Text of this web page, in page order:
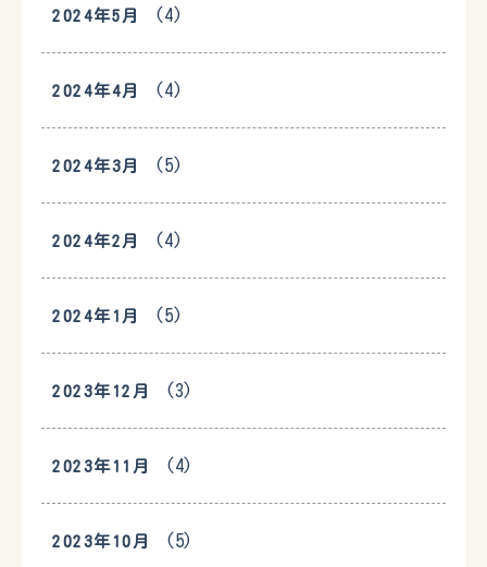
2024年5月 (4)
2024年4月 (4)
2024年3月 (5)
2024年2月 (4)
2024年1月 (5)
2023年12月 (3)
2023年11月 (4)
2023年10月 (5)